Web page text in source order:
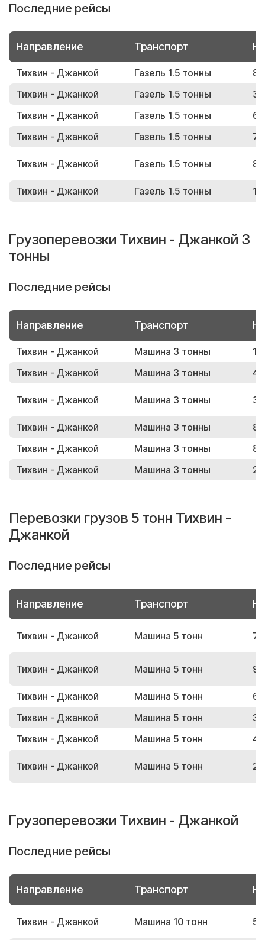
Последние рейсы
Направление Транспорт
Тихвин - Джанкой Газель 1.5 тонны
Тихвин - Джанкой
Газель 1.5 тонны
Тихвин - Джанкой
Газель 1.5 тонны
Тихвин - Джанкой
Газель 1.5 тонны
Тихвин - Джанкой Газель 1.5 тонны
Тихвин - Джанкой Газель 1.5 тонны
Грузоперевозки Тихвин - Джанкой 3
тонны
Последние рейсы
Направление Транспорт
Тихвин - Джанкой Машина 3 тонны
Тихвин - Джанкой
Машина 3 тонны
Тихвин - Джанкой Машина 3 тонны
Тихвин - Джанкой Машина 3 тонны
Тихвин - Джанкой
Машина 3 тонны
Тихвин - Джанкой
Машина 3 тонны
Перевозки грузов 5 тонн Тихвин -
Джанкой
Последние рейсы
Направление Транспорт
Тихвин - Джанкой Машина 5 тонн
Тихвин - Джанкой Машина 5 тонн
Тихвин - Джанкой Машина 5 тонн
Тихвин - Джанкой
Машина 5 тонн
Тихвин - Джанкой
Машина 5 тонн
Тихвин - Джанкой Машина 5 тонн
Грузоперевозки Тихвин - Джанкой
Последние рейсы
Направление Транспорт
Тихвин - Джанкой Машина 10 тонн